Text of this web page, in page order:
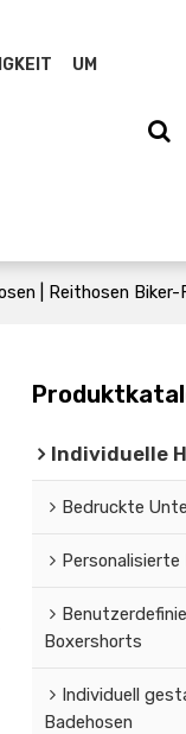
UM
| Reithosen
Individuelle
Bedruckte
Boxershorts
Individuell
Badehosen